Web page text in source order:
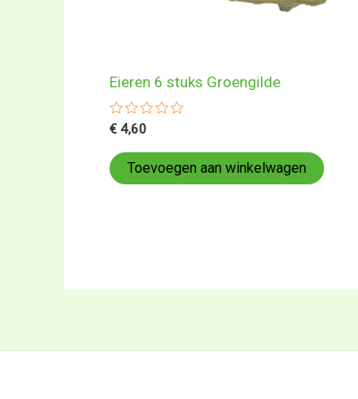
Eieren 6 stuks Groengilde
Gewaardeerd
uit
5
€ 4,60
Toevoegen aan winkelwagen